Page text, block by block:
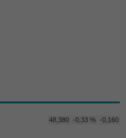
48,380 -0,33 % -0,160